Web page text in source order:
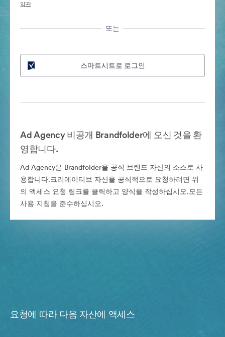
약관
또는
스마트시트로 로그인
Ad Agency 비공개 Brandfolder에 오신 것을 환
영합니다.
Ad Agency은 Brandfolder을 공식 브랜드 자산의 소스로 사
용합니다.크리에이티브 자산을 공식적으로 요청하려면 위
의 액세스 요청 링크를 클릭하고 양식을 작성하십시오.모든
사용 지침을 준수하십시오.
요청에 따라 다음 자산에 액세스